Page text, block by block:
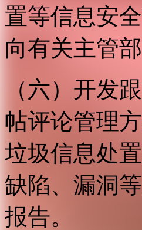
置等信息安
向有关主管部
（六）开发
帖评论管理
垃圾信息处
缺陷、漏洞
报告。